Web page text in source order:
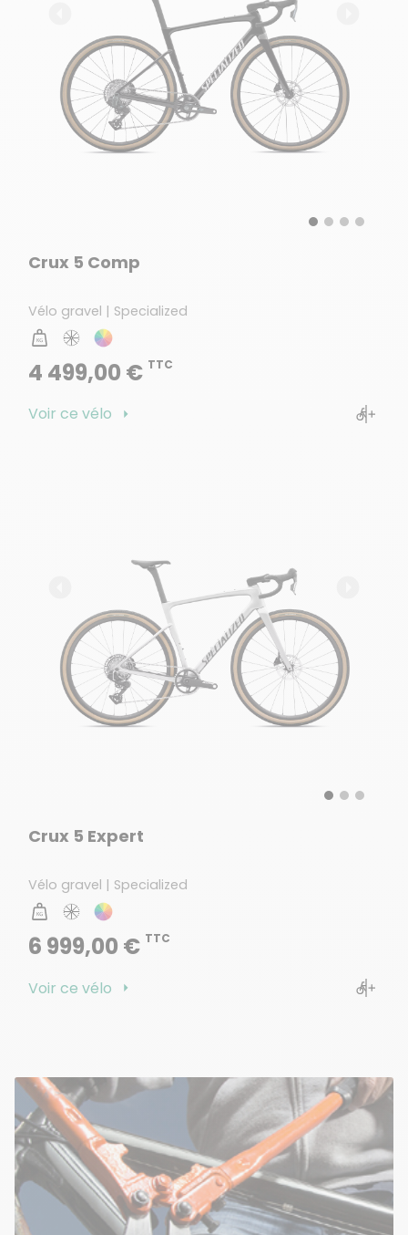
Crux 5 Comp
Vélo gravel | Specialized
4 499,00 € TTC
Voir ce vélo
Crux 5 Expert
Vélo gravel | Specialized
6 999,00 € TTC
Voir ce vélo